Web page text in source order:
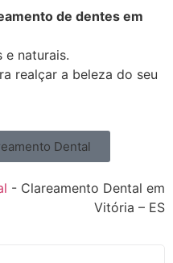
de dentes em
e naturais.
realçar a beleza do seu
Dental
- Clareamento Dental em
Vitória – ES